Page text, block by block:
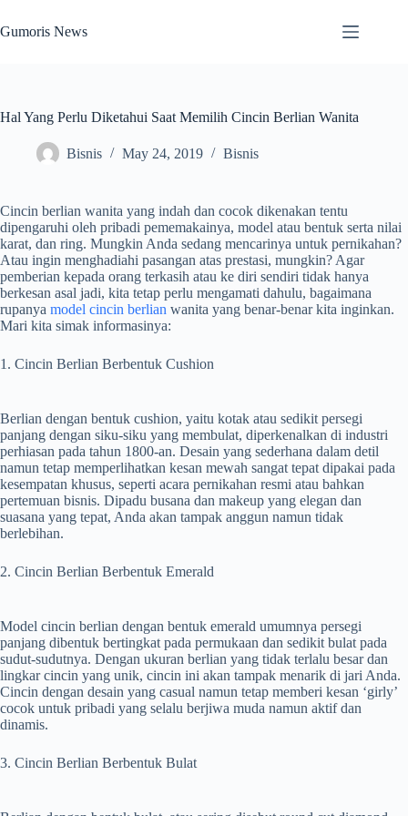
to
content
Gumoris News
Hal Yang Perlu Diketahui Saat Memilih Cincin Berlian Wanita
Bisnis May 24, 2019 Bisnis
Cincin berlian wanita yang indah dan cocok dikenakan tentu
dipengaruhi oleh pribadi pememakainya, model atau bentuk serta nilai
karat, dan ring. Mungkin Anda sedang mencarinya untuk pernikahan?
Atau ingin menghadiahi pasangan atas prestasi, mungkin? Agar
pemberian kepada orang terkasih atau ke diri sendiri tidak hanya
berkesan asal jadi, kita tetap perlu mengamati dahulu, bagaimana
rupanya model cincin berlian wanita yang benar-benar kita inginkan.
Mari kita simak informasinya:
1. Cincin Berlian Berbentuk Cushion
Berlian dengan bentuk cushion, yaitu kotak atau sedikit persegi
panjang dengan siku-siku yang membulat, diperkenalkan di industri
perhiasan pada tahun 1800-an. Desain yang sederhana dalam detil
namun tetap memperlihatkan kesan mewah sangat tepat dipakai pada
kesempatan khusus, seperti acara pernikahan resmi atau bahkan
pertemuan bisnis. Dipadu busana dan makeup yang elegan dan
suasana yang tepat, Anda akan tampak anggun namun tidak
berlebihan.
2. Cincin Berlian Berbentuk Emerald
Model cincin berlian dengan bentuk emerald umumnya persegi
panjang dibentuk bertingkat pada permukaan dan sedikit bulat pada
sudut-sudutnya. Dengan ukuran berlian yang tidak terlalu besar dan
lingkar cincin yang unik, cincin ini akan tampak menarik di jari Anda.
Cincin dengan desain yang casual namun tetap memberi kesan ‘girly’
cocok untuk pribadi yang selalu berjiwa muda namun aktif dan
dinamis.
3. Cincin Berlian Berbentuk Bulat